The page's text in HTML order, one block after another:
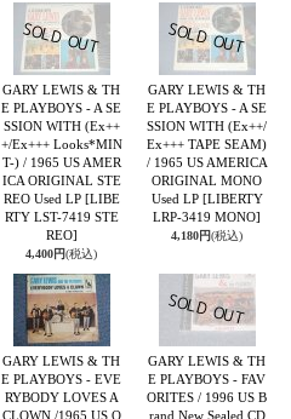
GARY LEWIS & TH
E PLAYBOYS - A SE
SSION WITH (Ex++
+/Ex+++ Looks*MIN
T-) / 1965 US AMER
ICA ORIGINAL STE
REO Used LP [LIBE
RTY LST-7419 STE
REO]
4,400円(税込)
GARY LEWIS & TH
E PLAYBOYS - A SE
SSION WITH (Ex++/
Ex+++ TAPE SEAM)
/ 1965 US AMERICA
ORIGINAL MONO
Used LP [LIBERTY
LRP-3419 MONO]
4,180円(税込)
GARY LEWIS & TH
E PLAYBOYS - EVE
RYBODY LOVES A
CLOWN /1965 US O
GARY LEWIS & TH
E PLAYBOYS - FAV
ORITES / 1996 US B
rand New Sealed CD